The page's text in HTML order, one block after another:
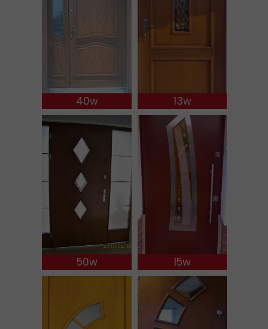
40w 13w
50w 15w